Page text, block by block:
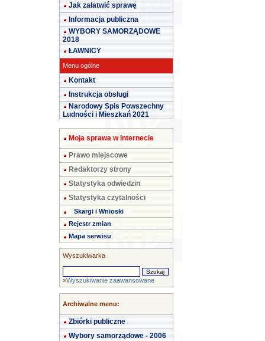
Jak załatwić sprawę
Informacja publiczna
WYBORY SAMORZĄDOWE
2018
ŁAWNICY
Menu ogólne
Kontakt
Instrukcja obsługi
Narodowy Spis Powszechny
Ludności i Mieszkań 2021
Moja sprawa w internecie
Prawo miejscowe
Redaktorzy strony
Statystyka odwiedzin
Statystyka czytalności
Skargi i Wnioski
Rejestr zmian
Mapa serwisu
Wyszukiwarka
»Wyszukiwanie zaawansowane
Archiwalne menu:
Zbiórki publiczne
Wybory samorządowe - 2006